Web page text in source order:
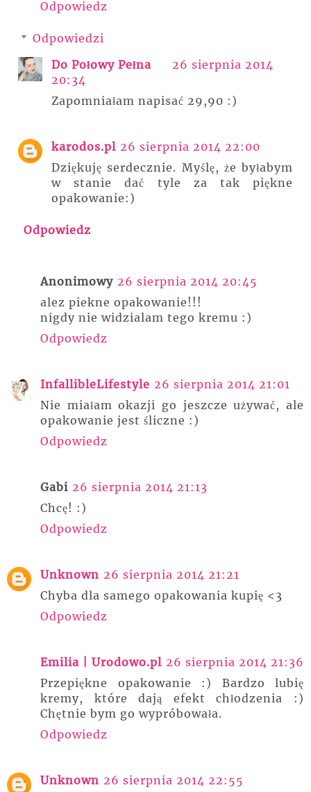
Odpowiedz
Odpowiedzi
Do Połowy Pełna
26 sierpnia 2014
20:34
Zapomniałam napisać 29,90 :)
karodos.pl 26 sierpnia 2014 22:00
Dziękuję serdecznie. Myślę, że byłabym
w stanie dać tyle za tak piękne
opakowanie:)
Odpowiedz
Anonimowy 26 sierpnia 2014 20:45
alez piekne opakowanie!!!
nigdy nie widzialam tego kremu :)
Odpowiedz
InfallibleLifestyle 26 sierpnia 2014 21:01
Nie miałam okazji go jeszcze używać, ale
opakowanie jest śliczne :)
Odpowiedz
Gabi 26 sierpnia 2014 21:13
Chcę! :)
Odpowiedz
Unknown 26 sierpnia 2014 21:21
Chyba dla samego opakowania kupię <3
Odpowiedz
Emilia | Urodowo.pl 26 sierpnia 2014 21:36
Przepiękne opakowanie :) Bardzo lubię
kremy, które dają efekt chłodzenia :)
Chętnie bym go wypróbowała.
Odpowiedz
Unknown 26 sierpnia 2014 22:55